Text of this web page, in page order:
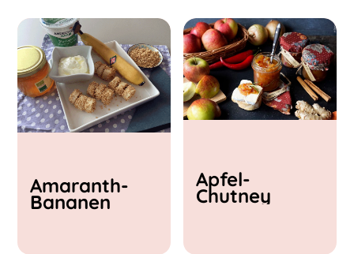
Amaranth-
Bananen
Apfel-
Chutney